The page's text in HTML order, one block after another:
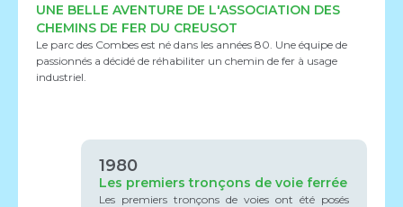
UNE BELLE AVENTURE DE L'ASSOCIATION DES
CHEMINS DE FER DU CREUSOT
Le parc des Combes est né dans les années 80. Une équipe de
passionnés a décidé de réhabiliter un chemin de fer à usage
industriel.
1980
Les premiers tronçons de voie ferrée
Les premiers tronçons de voies ont été posés